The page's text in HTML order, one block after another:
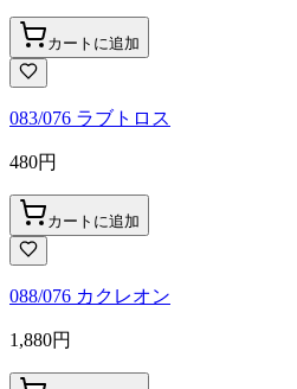
カートに追加
083/076 ラブトロス
480円
カートに追加
088/076 カクレオン
1,880円